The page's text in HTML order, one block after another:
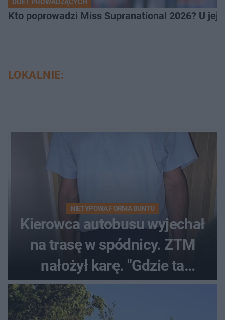
Kto poprowadzi Miss Supranational 2026? U jej
LOKALNIE:
NIETYPOWA FORMA BUNTU
Kierowca autobusu wyjechał
na trasę w spódnicy. ZTM
nałożył karę. "Gdzie ta
tolerancja?"